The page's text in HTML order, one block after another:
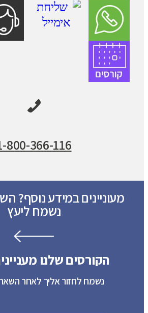
800-366-116
מעוניינים במידע נוסף?
נשמח ליעץ
הקורסים שלנו
נשמח לחזור אליך לאחר